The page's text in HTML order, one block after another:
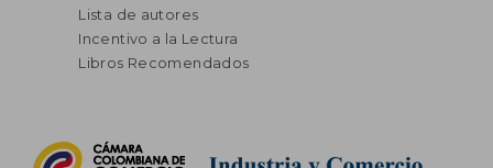
Lista de autores
Incentivo a la Lectura
Libros Recomendados